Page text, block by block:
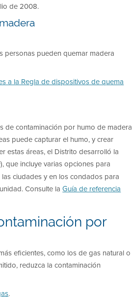
de 2008.
personas pueden quemar madera
a la Regla de dispositivos de quema
de contaminación por humo de madera
puede capturar el humo, y crear
estas áreas, el Distrito desarrolló la
que incluye varias opciones para
ciudades y en los condados para
Consulte laGuía de referencia
por
eficientes, como los de gas natural o
reduzca la contaminación
.